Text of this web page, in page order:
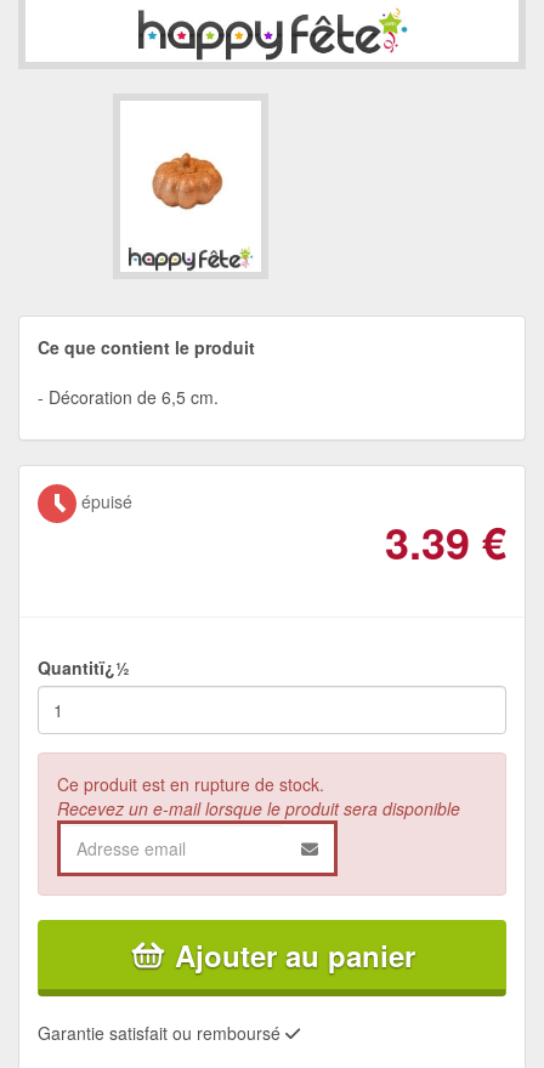
Ce que contient le produit
Décoration de 6,5 cm.
épuisé
3.39 €
Quantitï¿½
Ce produit est en rupture de stock.
Recevez un e-mail lorsque le produit sera disponible
Ajouter au panier
Garantie satisfait ou remboursé